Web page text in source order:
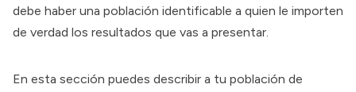
debe haber una población identificable a quien le importen
de verdad los resultados que vas a presentar.
En esta sección puedes describir a tu población de